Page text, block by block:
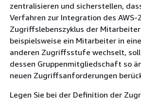
zentralisieren und sicherstellen,
Verfahren zur Integration des
Zugriffslebenszyklus der
beispielsweise ein Mitarbeiter in
anderen Zugriffsstufe wechselt,
dessen Gruppenmitgliedschaft so
neuen Zugriffsanforderungen
Legen Sie bei der Definition der